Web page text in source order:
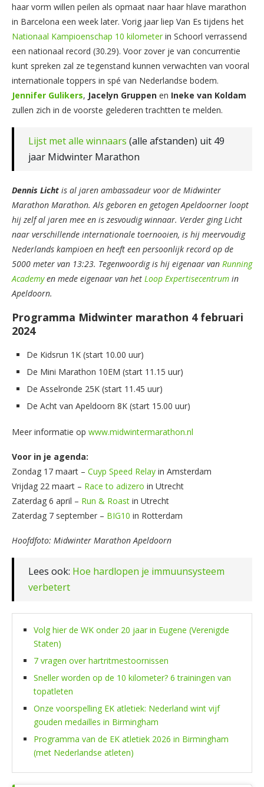
haar vorm willen peilen als opmaat naar haar hlave marathon
in Barcelona een week later. Vorig jaar liep Van Es tijdens het
Nationaal Kampioenschap 10 kilometer in Schoorl verrassend
een nationaal record (30.29). Voor zover je van concurrentie
kunt spreken zal ze tegenstand kunnen verwachten van vooral
internationale toppers in spé van Nederlandse bodem.
Jennifer Gulikers, Jacelyn Gruppen en Ineke van Koldam
zullen zich in de voorste gelederen trachtten te melden.
Lijst met alle winnaars (alle afstanden) uit 49
jaar Midwinter Marathon
Dennis Licht is al jaren ambassadeur voor de Midwinter
Marathon Marathon. Als geboren en getogen Apeldoorner loopt
hij zelf al jaren mee en is zesvoudig winnaar. Verder ging Licht
naar verschillende internationale toernooien, is hij meervoudig
Nederlands kampioen en heeft een persoonlijk record op de
5000 meter van 13:23. Tegenwoordig is hij eigenaar van Running
Academyen mede eigenaar van het Loop Expertisecentrum in
Apeldoorn.
Programma Midwinter marathon 4 februari
2024
De Kidsrun 1K (start 10.00 uur)
De Mini Marathon 10EM (start 11.15 uur)
De Asselronde 25K (start 11.45 uur)
De Acht van Apeldoorn 8K (start 15.00 uur)
Meer informatie op www.midwintermarathon.nl
Voor in je agenda:
Zondag 17 maart – Cuyp Speed Relay in Amsterdam
Vrijdag 22 maart – Race to adizero in Utrecht
Zaterdag 6 april – Run & Roast in Utrecht
Zaterdag 7 september – BIG10 in Rotterdam
Hoofdfoto: Midwinter Marathon Apeldoorn
Lees ook: Hoe hardlopen je immuunsysteem
verbetert
Volg hier de WK onder 20 jaar in Eugene (Verenigde
Staten)
7 vragen over hartritmestoornissen
Sneller worden op de 10 kilometer? 6 trainingen van
topatleten
Onze voorspelling EK atletiek: Nederland wint vijf
gouden medailles in Birmingham
Programma van de EK atletiek 2026 in Birmingham
(met Nederlandse atleten)